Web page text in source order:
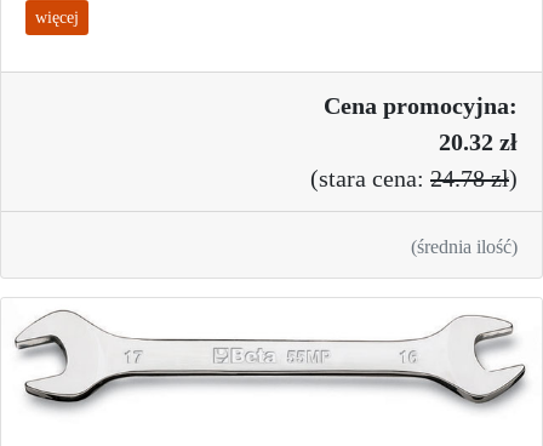
więcej
Cena promocyjna:
20.32 zł
(stara cena: 24.78 zł)
(średnia ilość)